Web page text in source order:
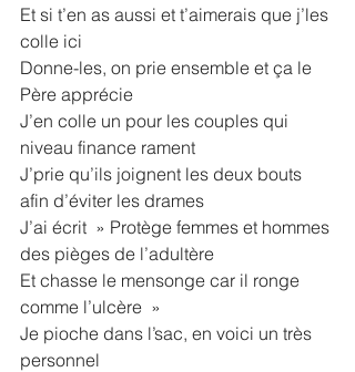
Et si t’en as aussi et t’aimerais que j’les
colle ici
Donne-les, on prie ensemble et ça le
Père apprécie
J’en colle un pour les couples qui
niveau finance rament
J’prie qu’ils joignent les deux bouts
afin d’éviter les drames
J’ai écrit  » Protège femmes et hommes
des pièges de l’adultère
Et chasse le mensonge car il ronge
comme l’ulcère  »
Je pioche dans l’sac, en voici un très
personnel